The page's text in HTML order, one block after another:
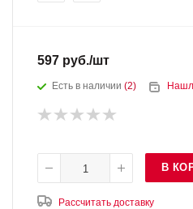
597 руб./шт
Есть в наличии (2)
В
Рассчитать доставку